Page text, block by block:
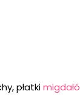
płatki